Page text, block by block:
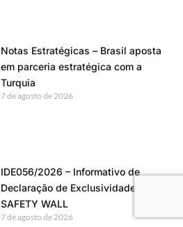
Notas Estratégicas – Brasil aposta
em parceria estratégica com a
Turquia
7 de agosto de 2026
IDE056/2026 – Informativo de
Declaração de Exclusividade –
SAFETY WALL
7 de agosto de 2026